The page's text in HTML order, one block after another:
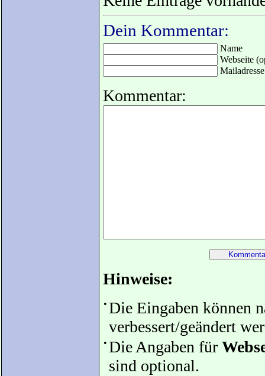
Dein Kommentar:
Name
Webseite
Kommentar:
Hinweise:
• Die Eingaben können
verbessert/geändert
• Die Angaben für
sind optional.